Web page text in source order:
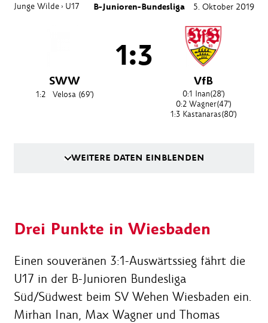
Junge Wilde › U17 B-Junioren-Bundesliga 5. Oktober 2019
SWW
1:2 Velosa(69')
1:3
VfB
0:1 Inan(28')
0:2 Wagner(47')
1:3 Kastanaras(80')
WEITERE DATEN EINBLENDEN
Drei Punkte in Wiesbaden
Einen souveränen 3:1-Auswärtssieg fährt die
U17 in der B-Junioren Bundesliga
Süd/Südwest beim SV Wehen Wiesbaden ein.
Mirhan Inan, Max Wagner und Thomas